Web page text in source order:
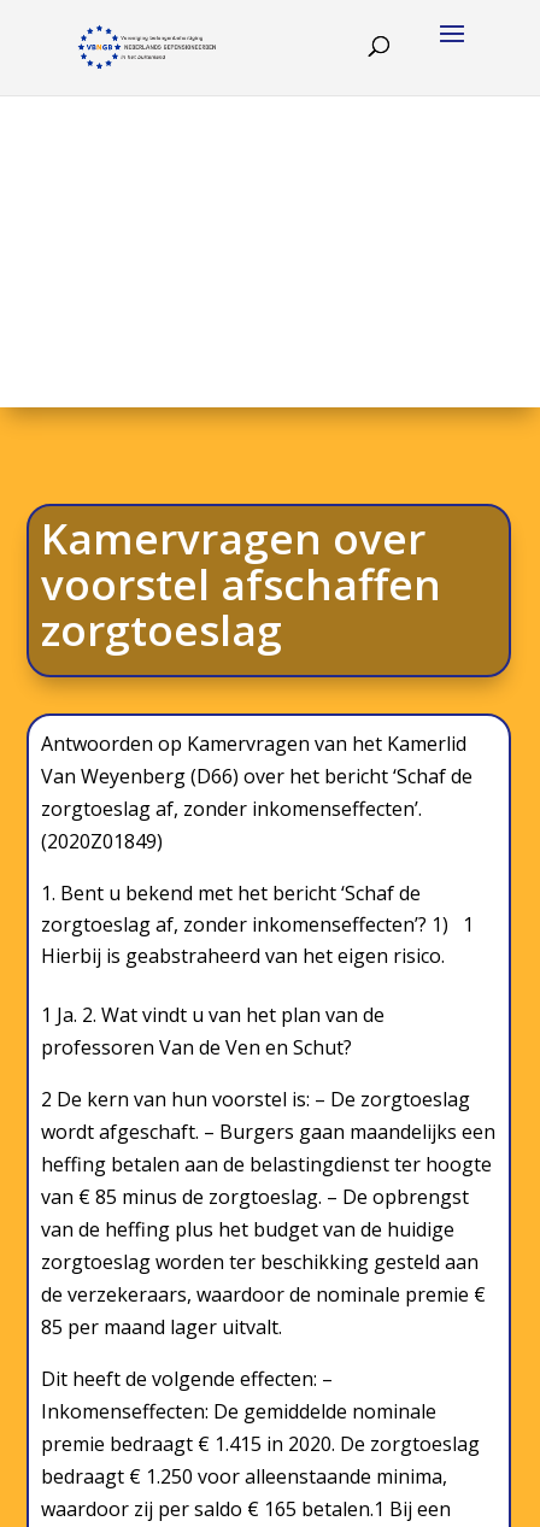
Kamervragen over
voorstel afschaffen
zorgtoeslag
Antwoorden op Kamervragen van het Kamerlid
Van Weyenberg (D66) over het bericht ‘Schaf de
zorgtoeslag af, zonder inkomenseffecten’.
(2020Z01849)
Bent u bekend met het bericht ‘Schaf de
zorgtoeslag af, zonder inkomenseffecten’? 1) 1
Hierbij is geabstraheerd van het eigen risico.
1 Ja. 2. Wat vindt u van het plan van de
professoren Van de Ven en Schut?
2 De kern van hun voorstel is: – De zorgtoeslag
wordt afgeschaft. – Burgers gaan maandelijks een
heffing betalen aan de belastingdienst ter hoogte
van € 85 minus de zorgtoeslag. – De opbrengst
van de heffing plus het budget van de huidige
zorgtoeslag worden ter beschikking gesteld aan
de verzekeraars, waardoor de nominale premie €
85 per maand lager uitvalt.
Dit heeft de volgende effecten: –
Inkomenseffecten: De gemiddelde nominale
premie bedraagt € 1.415 in 2020. De zorgtoeslag
bedraagt € 1.250 voor alleenstaande minima,
waardoor zij per saldo € 165 betalen.1 Bij een